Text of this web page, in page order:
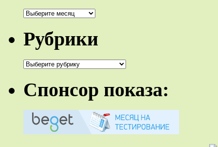
Архивы
Рубрики
Рубрики
Спонсор показа: